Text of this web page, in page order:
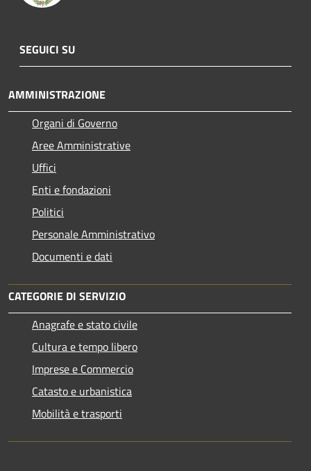
SEGUICI SU
AMMINISTRAZIONE
Organi di Governo
Aree Amministrative
Uffici
Enti e fondazioni
Politici
Personale Amministrativo
Documenti e dati
CATEGORIE DI SERVIZIO
Anagrafe e stato civile
Cultura e tempo libero
Imprese e Commercio
Catasto e urbanistica
Mobilità e trasporti